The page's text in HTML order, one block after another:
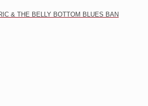
& THE BELLY BOTTOM BLUES BAN